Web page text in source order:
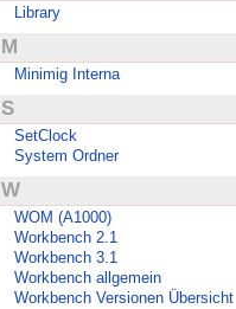
Library
M
Minimig Interna
S
SetClock
System Ordner
W
WOM (A1000)
Workbench 2.1
Workbench 3.1
Workbench allgemein
Workbench Versionen Übersicht